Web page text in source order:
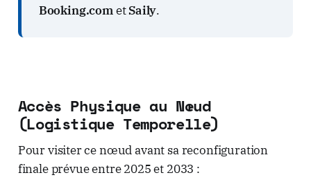
Booking.cometSaily.
Accès Physique au Nœud
(Logistique Temporelle)
Pour visiter ce nœud avant sa reconfiguration
finale prévue entre 2025 et 2033 :